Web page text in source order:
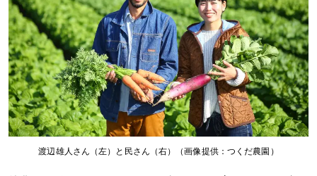
渡辺雄人さん（左）と民さん（右）（画像提供：つくだ農園）